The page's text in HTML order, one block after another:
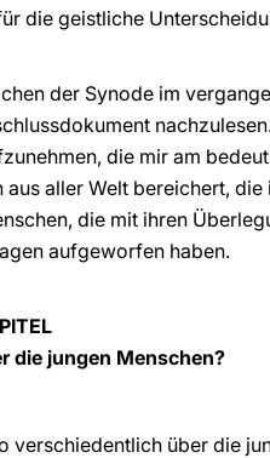
die geistliche
der Synode im
die mir am
aller Welt bereichert, die
die mit ihren
aufgeworfen haben.
die jungen Menschen?
verschiedentlich über die